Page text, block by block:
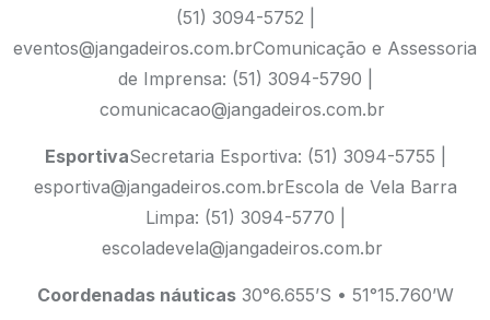
(51) 3094-5752 |
eventos@jangadeiros.com.brComunicação e Assessoria
de Imprensa: (51) 3094-5790 |
comunicacao@jangadeiros.com.br
EsportivaSecretaria Esportiva: (51) 3094-5755 |
esportiva@jangadeiros.com.brEscola de Vela Barra
Limpa: (51) 3094-5770 |
escoladevela@jangadeiros.com.br
Coordenadas náuticas30°6.655’S • 51°15.760’W